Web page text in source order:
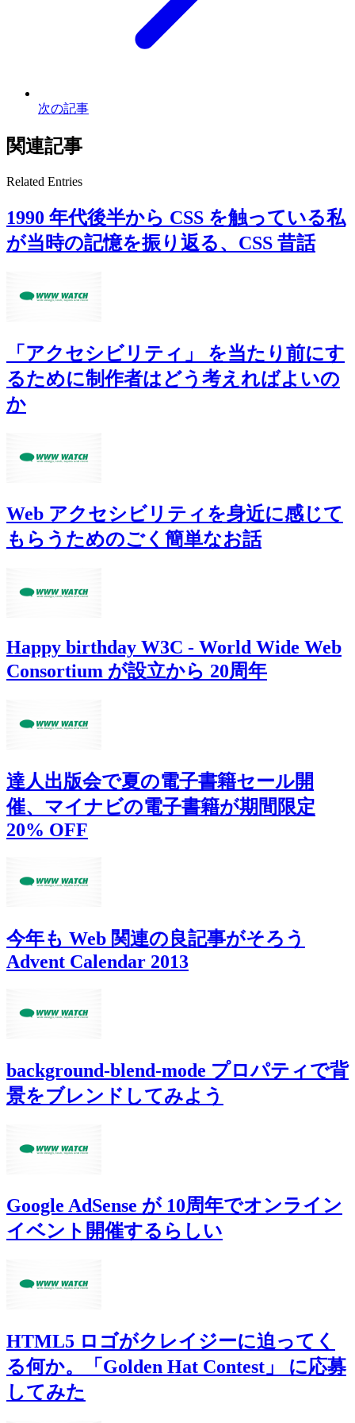
次の記事
関連記事
Related Entries
1990 年代後半から CSS を触っている私
が当時の記憶を振り返る、CSS 昔話
「アクセシビリティ」 を当たり前にす
るために制作者はどう考えればよいの
か
Web アクセシビリティを身近に感じて
もらうためのごく簡単なお話
Happy birthday W3C - World Wide Web
Consortium が設立から 20周年
達人出版会で夏の電子書籍セール開
催、マイナビの電子書籍が期間限定
20% OFF
今年も Web 関連の良記事がそろう
Advent Calendar 2013
background-blend-mode プロパティで背
景をブレンドしてみよう
Google AdSense が 10周年でオンライン
イベント開催するらしい
HTML5 ロゴがクレイジーに迫ってく
る何か。「Golden Hat Contest」 に応募
してみた